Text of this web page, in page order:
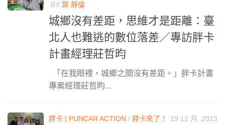
BY 葉 靜倫
城鄉沒有差距，思維才是距離：臺
北人也難逃的數位落差／專訪胖卡
計畫經理莊哲昀
「在我眼裡，城鄉之間沒有差距。」胖卡計畫
專案經理莊哲昀...
胖卡 | PUNCAR ACTION / 胖卡來了！
19 12 月, 2013